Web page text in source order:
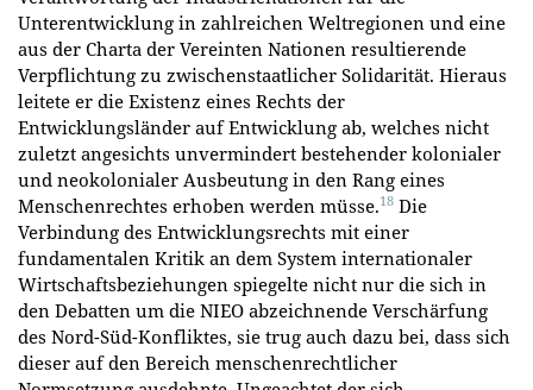
Unterentwicklung in zahlreichen Weltregionen und eine
aus der Charta der Vereinten Nationen resultierende
Verpflichtung zu zwischenstaatlicher Solidarität. Hieraus
leitete er die Existenz eines Rechts der
Entwicklungsländer auf Entwicklung ab, welches nicht
zuletzt angesichts unvermindert bestehender kolonialer
und neokolonialer Ausbeutung in den Rang eines
Menschenrechtes erhoben werden müsse.18 Die
Verbindung des Entwicklungsrechts mit einer
fundamentalen Kritik an dem System internationaler
Wirtschaftsbeziehungen spiegelte nicht nur die sich in
den Debatten um die NIEO abzeichnende Verschärfung
des Nord-Süd-Konfliktes, sie trug auch dazu bei, dass sich
dieser auf den Bereich menschenrechtlicher